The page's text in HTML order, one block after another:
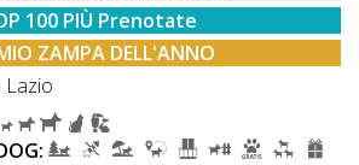
100 PIÙ Prenotate
ZAMPA DELL'ANNO
Lazio